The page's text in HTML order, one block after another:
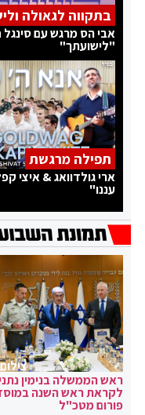
בתקווה לגאולה
אבי הס מרגש עם
"לישועתך"
תפילה מרגשת
ארי גולדוואג & איצי
עננו"
ראש הממשלה בנימין
לקראת ראש השנה
פורום מטכ"ל